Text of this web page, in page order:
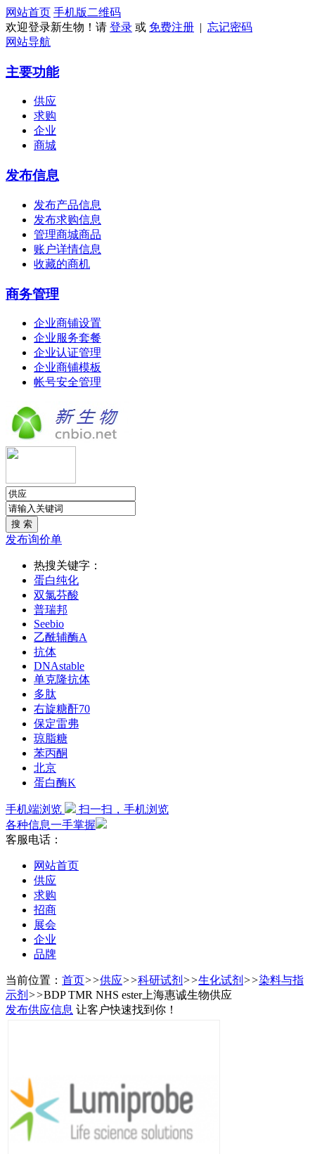
网站首页 手机版 二维码
欢迎登录新生物！请 登录 或 免费注册 | 忘记密码
网站导航
主要功能
供应
求购
企业
商城
发布信息
发布产品信息
发布求购信息
管理商城商品
账户详情信息
收藏的商机
商务管理
企业商铺设置
企业服务套餐
企业认证管理
企业商铺模板
帐号安全管理
发布询价单
热搜关键字：
蛋白纯化
双氯芬酸
普瑞邦
Seebio
乙酰辅酶A
抗体
DNAstable
单克隆抗体
多肽
右旋糖酐70
保定雷弗
琼脂糖
苯丙酮
北京
蛋白酶K
手机端浏览
扫一扫，手机浏览
各种信息一手掌握
客服电话：
网站首页
供应
求购
招商
展会
企业
品牌
当前位置： 首页>>供应>>科研试剂 >>生化试剂 >>染料与指
示剂 >>BDP TMR NHS ester上海惠诚生物供应
发布供应信息 让客户快速找到你！